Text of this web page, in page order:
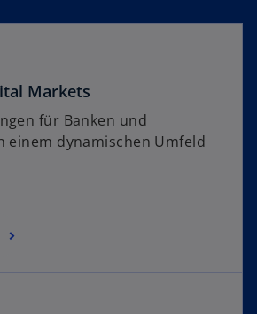
Markets
für Banken und
einem dynamischen Umfeld